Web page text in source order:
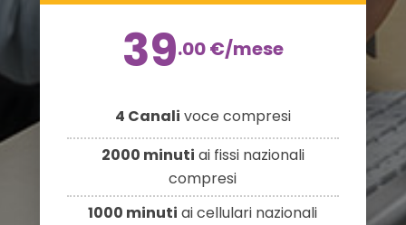
39.00€/mese
4 Canali voce compresi
2000 minuti ai fissi nazionali
compresi
1000 minuti ai cellulari nazionali